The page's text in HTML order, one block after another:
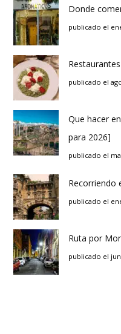
Donde
publicado el
publicado el
Que hacer
para 2026]
publicado el
Recorriendo
publicado el
Ruta por
publicado el